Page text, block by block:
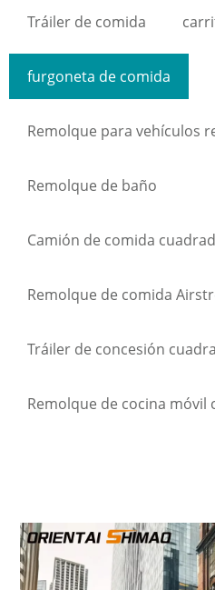
Tráiler de comida
furgoneta de comida
Remolque para vehículos
Remolque de baño
Camión de comida
Remolque de comida
Tráiler de concesión
Remolque de cocina móvil